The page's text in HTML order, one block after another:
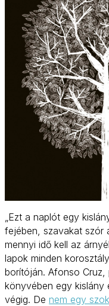
„Ezt a naplót egy
fejében, szavakat szór
mennyi idő kell az
lapok minden
borítóján. Afonso Cruz,
könyvében egy kislány
végig. De nem egy